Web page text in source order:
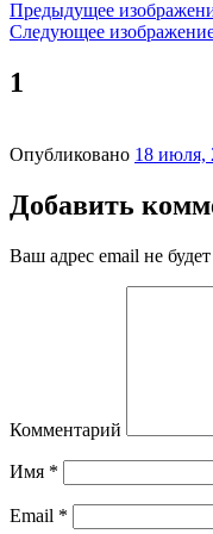
Предыдущее
Следующее
1
Опубликовано 18 июля,
Добавить
Ваш адрес email не
Комментарий
Имя *
Email *